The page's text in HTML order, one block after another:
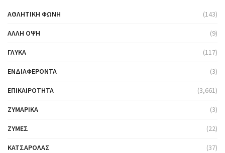
ΑΘΛΗΤΙΚΉ ΦΩΝΉ (143)
ΆΛΛΗ ΌΨΗ (9)
ΓΛΥΚΆ (117)
ΕΝΔΙΑΦΈΡΟΝΤΑ (3)
ΕΠΙΚΑΙΡΌΤΗΤΑ (3,661)
ΖΥΜΑΡΙΚΆ (3)
ΖΎΜΕΣ (22)
ΚΑΤΣΑΡΌΛΑΣ (37)